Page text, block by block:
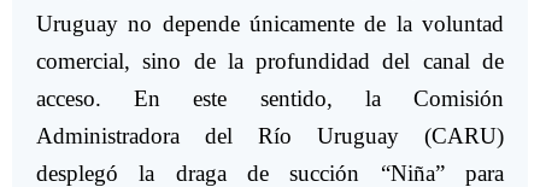
Uruguay no depende únicamente de la voluntad
comercial, sino de la profundidad del canal de
acceso. En este sentido, la Comisión
Administradora del Río Uruguay (CARU)
desplegó la draga de succión “Niña” para